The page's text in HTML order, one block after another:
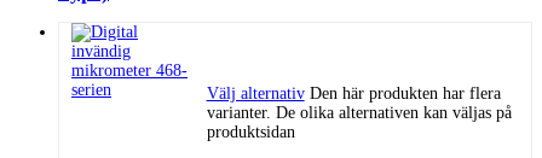
Välj alternativ Den här produkten har flera
varianter. De olika alternativen kan väljas på
produktsidan